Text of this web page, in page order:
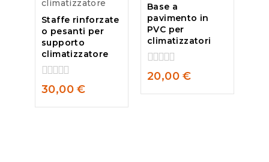
Staffe rinforzate
o pesanti per
supporto
climatizzatore
0
out
of
30,00€
Base a
pavimento in
PVC per
climatizzatori
0
out
of
20,00€